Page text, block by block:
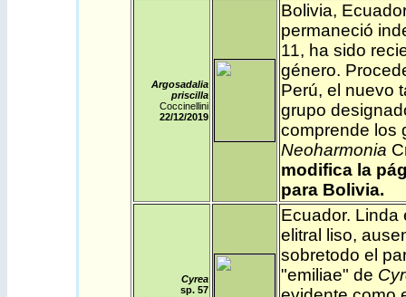
Argosadalia
priscilla
Coccinellini
22/12/2019
Bolivia, Ecuador
permaneció
11, ha sido
género.
Perú, el nuevo
grupo
comprende los
Neoharmonia
modifica la
para Bolivia.
Cyrea
sp. 57
Ecuador. Linda
elitral liso,
sobretodo el
"emiliae" de